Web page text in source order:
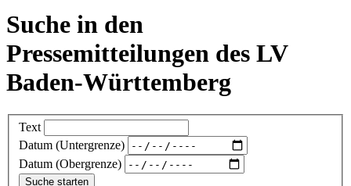
Suche in den
Pressemitteilungen des LV
Baden-Württemberg
Text
Datum (Untergrenze)
Datum (Obergrenze)